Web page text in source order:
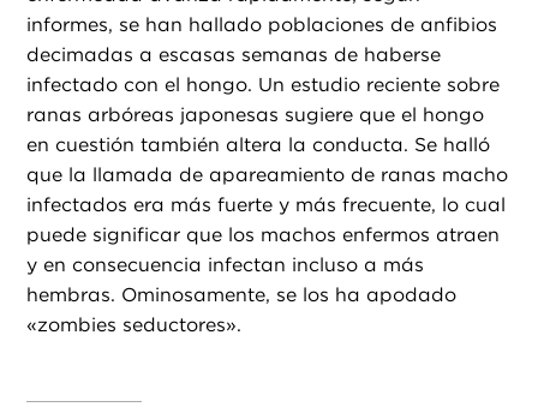
informes, se han hallado poblaciones de anfibios
decimadas a escasas semanas de haberse
infectado con el hongo. Un estudio reciente sobre
ranas arbóreas japonesas sugiere que el hongo
en cuestión también altera la conducta. Se halló
que la llamada de apareamiento de ranas macho
infectados era más fuerte y más frecuente, lo cual
puede significar que los machos enfermos atraen
y en consecuencia infectan incluso a más
hembras. Ominosamente, se los ha apodado
«zombies seductores».